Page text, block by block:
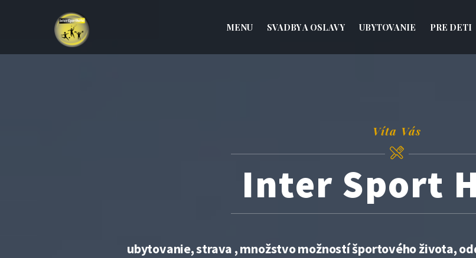
MENU SVADBY A OSLAVY UBYTOVANIE PRE DETI
Víta Vás
Inter Sport
ubytovanie, strava , množstvo možností športového života,